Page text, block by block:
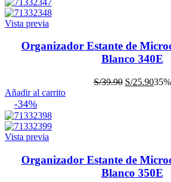
Vista previa
Organizador Estante de
Blanco 340E
S/39.90 El
S/25.90El
35%
Añadir al carrito
-34%
Vista previa
Organizador Estante de
Blanco 350E